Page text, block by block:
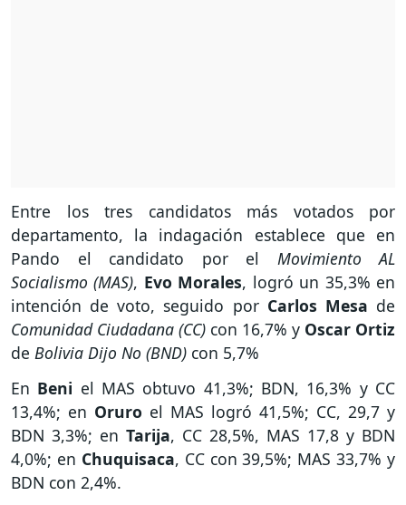
Entre los tres candidatos más votados por
departamento, la indagación establece que en
Pando el candidato por el Movimiento AL
Socialismo (MAS), Evo Morales, logró un 35,3% en
intención de voto, seguido por Carlos Mesa de
Comunidad Ciudadana (CC) con 16,7% y Oscar Ortiz
de Bolivia Dijo No (BND) con 5,7%
En Beni el MAS obtuvo 41,3%; BDN, 16,3% y CC
13,4%; en Oruro el MAS logró 41,5%; CC, 29,7 y
BDN 3,3%; en Tarija, CC 28,5%, MAS 17,8 y BDN
4,0%; en Chuquisaca, CC con 39,5%; MAS 33,7% y
BDN con 2,4%.